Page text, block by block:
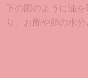
下の図のように油
り、お酢や卵の水